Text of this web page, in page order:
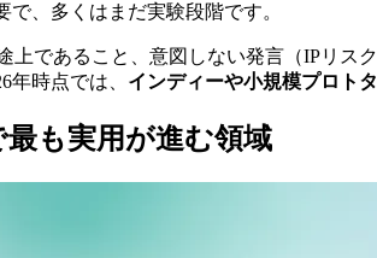
で、多くはまだ実験段階です。
であること、意図しない発言（IPリ
時点では、 インディーや小規模プロト
も実用が進む領域